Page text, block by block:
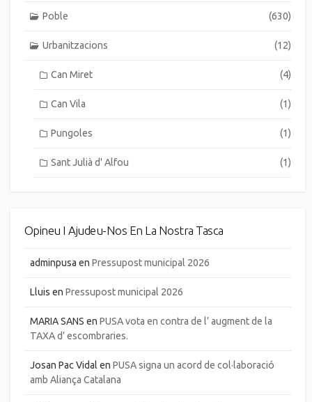
Poble (630)
Urbanitzacions (12)
Can Miret (4)
Can Vila (1)
Pungoles (1)
Sant Julià d' Alfou (1)
Opineu I Ajudeu-Nos En La Nostra Tasca
adminpusa en Pressupost municipal 2026
Lluis en Pressupost municipal 2026
MARIA SANS en PUSA vota en contra de l’ augment de la
TAXA d’ escombraries.
Josan Pac Vidal en PUSA signa un acord de col·laboració
amb Aliança Catalana